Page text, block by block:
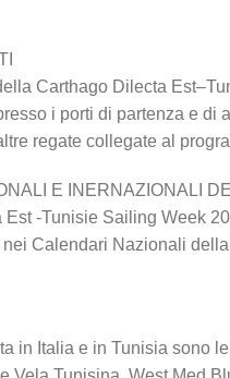
Carthago Dilecta
i porti di partenza e di
regate collegate al
E INERNAZIONALI
Est -Tunisie Sailing Week
Calendari Nazionali
in Italia e in Tunisia sono